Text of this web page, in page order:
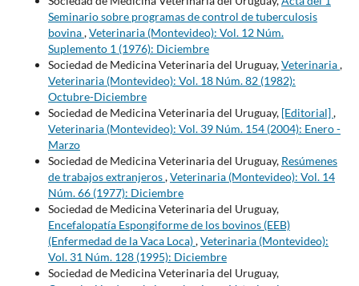
Seminario sobre programas de control de tuberculosis
bovina,Veterinaria (Montevideo): Vol. 12 Núm.
Suplemento 1 (1976): Diciembre
Sociedad de Medicina Veterinaria del Uruguay,Veterinaria,
Veterinaria (Montevideo): Vol. 18 Núm. 82 (1982):
Octubre-Diciembre
Sociedad de Medicina Veterinaria del Uruguay, [Editorial],
Veterinaria (Montevideo): Vol. 39 Núm. 154 (2004): Enero -
Marzo
Sociedad de Medicina Veterinaria del Uruguay, Resúmenes
de trabajos extranjeros,Veterinaria (Montevideo): Vol. 14
Núm. 66 (1977): Diciembre
Sociedad de Medicina Veterinaria del Uruguay,
Encefalopatía Espongiforme de los bovinos (EEB)
(Enfermedad de la Vaca Loca),Veterinaria (Montevideo):
Vol. 31 Núm. 128 (1995): Diciembre
Sociedad de Medicina Veterinaria del Uruguay,